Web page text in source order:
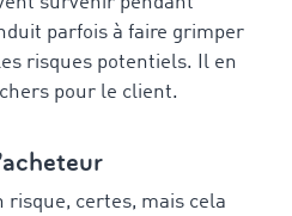
parfois à faire grimper
risques potentiels. Il en
pour le client.
risque, certes, mais cela